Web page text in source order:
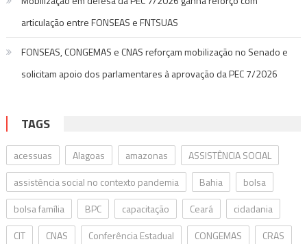
articulação entre FONSEAS e FNTSUAS
FONSEAS, CONGEMAS e CNAS reforçam mobilização no Senado e
solicitam apoio dos parlamentares à aprovação da PEC 7/2026
TAGS
acessuas Alagoas amazonas
ASSISTÊNCIA SOCIAL
assistência social no contexto pandemia
Bahia
bolsa
bolsa família
BPC capacitação Ceará
cidadania
CIT
CNAS Conferência Estadual CONGEMAS
CRAS